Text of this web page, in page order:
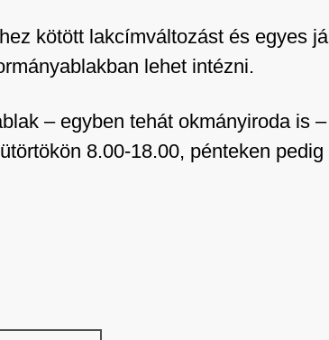
kötött lakcímváltozást és egyes
lehet intézni.
– egyben tehát okmányiroda is
8.00-18.00, pénteken